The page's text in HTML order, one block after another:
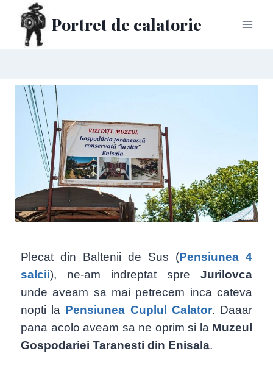
Portret de calatorie
Plecat din Baltenii de Sus (Pensiunea 4
salcii), ne-am indreptat spre Jurilovca
unde aveam sa mai petrecem inca cateva
nopti la Pensiunea Cuplul Calator. Daaar
pana acolo aveam sa ne oprim si la Muzeul
Gospodariei Taranesti din Enisala.